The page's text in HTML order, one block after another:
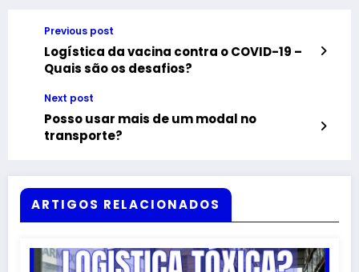
Previous post
Logística da vacina contra o COVID-19 –
Quais são os desafios?
Next post
Posso usar mais de um modal no
transporte?
ARTIGOS RELACIONADOS